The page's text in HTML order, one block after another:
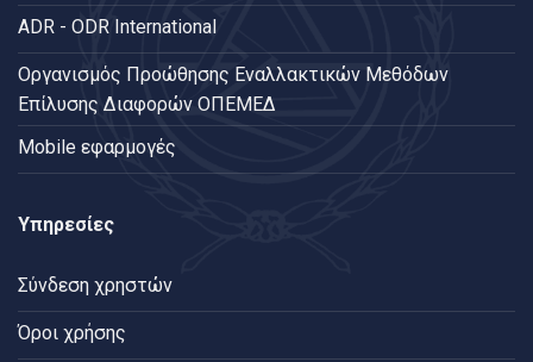
ADR - ODR International
Oργανισμός Προώθησης Εναλλακτικών Μεθόδων
Επίλυσης Διαφορών ΟΠΕΜΕΔ
Mobile εφαρμογές
Υπηρεσίες
Σύνδεση χρηστών
Όροι χρήσης